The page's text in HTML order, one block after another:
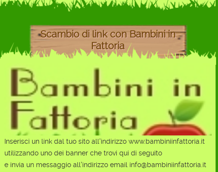
Scambio di link con Bambini in
Fattoria
Inserisci un link dal tuo sito all'indirizzo www.bambiniinfattoria.it
utilizzando uno dei banner che trovi qui di seguito
e invia un messaggio all'indirizzo email info@bambiniinfattoria.it